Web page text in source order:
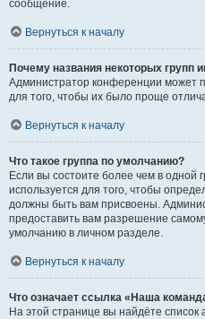
сообщение.
Вернуться к началу
Почему названия некоторых групп
Администратор конференции может
для того, чтобы их было проще
Вернуться к началу
Что такое группа по умолчанию?
Если вы состоите более чем в одной
используется для того, чтобы
должны быть вам присвоены.
предоставить вам разрешение
умолчанию в личном разделе.
Вернуться к началу
Что означает ссылка «Наша
На этой странице вы найдёте